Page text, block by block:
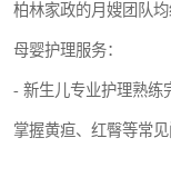
柏林家政的月嫂团队
母婴护理服务：
- 新生儿专业护理熟练
掌握黄疸、红臀等常见